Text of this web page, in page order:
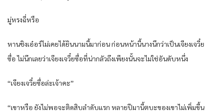
มู่หรงฉี่หรือ
หานชิงเอ๋อร์ไม่เคยได้ยินนามนี้มาก่อน ก่อนหน้านี้นางนึกว่าเป็นเจียงเจวี๋ย
ซื่อ ไม่นึกเลยว่าเจียงเจวี๋ยซื่อที่น่ากลัวถึงเพียงนั้นจะไม่ใช่อันดับหนึ่ง
“เจียงเจวี๋ยซื่อล่ะเจ้าคะ”
“เขาหรือ ยังไม่พอจะติดสิบลำดับแรก หลายปีมานี้ตบะของเขาไม่เพิ่มขึ้น